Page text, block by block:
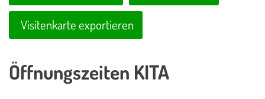
Visitenkarte exportieren
Öffnungszeiten KITA